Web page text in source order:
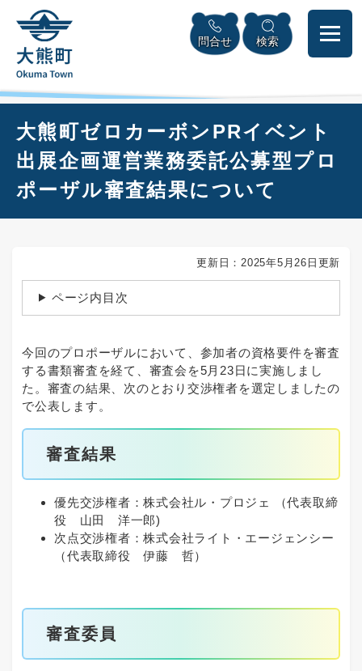
頭
メニューを飛ばして本文へ
問合せ 検索
大熊町ゼロカーボンPRイベント
出展企画運営業務委託公募型プロ
ポーザル審査結果について
更新日：2025年5月26日更新
ページ内目次
今回のプロポーザルにおいて、参加者の資格要件を審査
する書類審査を経て、審査会を5月23日に実施しまし
た。審査の結果、次のとおり交渉権者を選定しましたの
で公表します。
審査結果
優先交渉権者：株式会社ル・プロジェ （代表取締
役 山田 洋一郎)
次点交渉権者：株式会社ライト・エージェンシー
（代表取締役 伊藤 哲）
審査委員